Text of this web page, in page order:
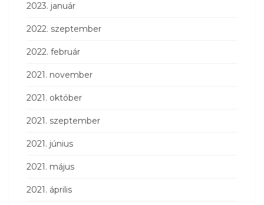
2023. január
2022. szeptember
2022. február
2021. november
2021. október
2021. szeptember
2021. június
2021. május
2021. április